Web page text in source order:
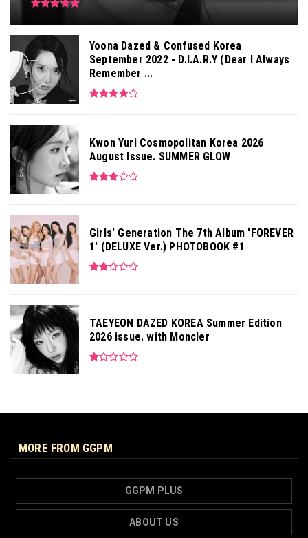
Yoona Dazed & Confused Korea
September 2022 - D.I.A.R.Y (Dear I Always
Remember ...
Kwon Yuri Cosmopolitan Korea 2026
August Issue. SUMMER GLOW
Girls' Generation The 7th Album 'FOREVER
1' (DELUXE Ver.) PHOTOBOOK #1
TAEYEON DAZED KOREA Summer Edition
2026 issue. with Moncler
MORE FROM GGPM
GGPM PLUS
ABOUT US